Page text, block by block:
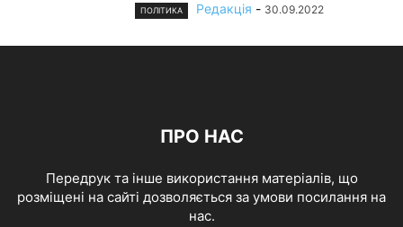
ПОЛІТИКА Редакція - 30.09.2022
ПРО НАС
Передрук та інше використання матеріалів, що
розміщені на сайті дозволяється за умови посилання на
нас.